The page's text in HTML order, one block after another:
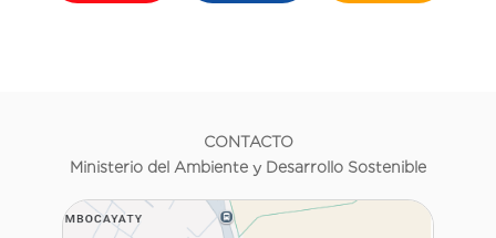
CONTACTO
Ministerio del Ambiente y Desarrollo Sostenible